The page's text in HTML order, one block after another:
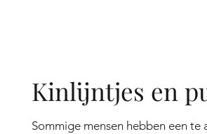
Kinlijntjes en
Sommige mensen hebben een te